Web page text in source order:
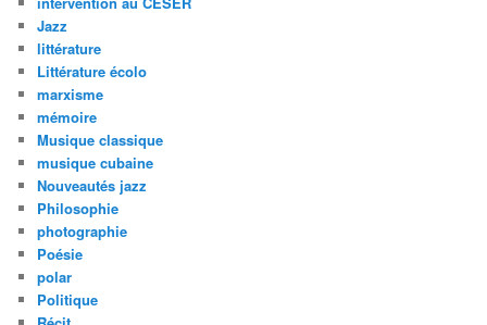
Jazz
littérature
Littérature écolo
marxisme
mémoire
Musique classique
musique cubaine
Nouveautés jazz
Philosophie
photographie
Poésie
polar
Politique